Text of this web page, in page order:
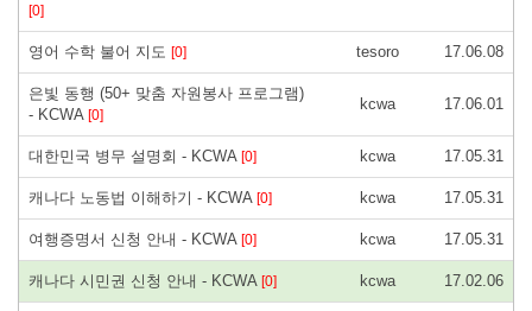
[0]
영어 수학 불어 지도 [0] tesoro 17.06.08
은빛 동행 (50+ 맞춤 자원봉사 프로그램)
- KCWA [0]
kcwa 17.06.01
대한민국 병무 설명회 - KCWA [0] kcwa 17.05.31
캐나다 노동법 이해하기 - KCWA [0] kcwa 17.05.31
여행증명서 신청 안내 - KCWA [0] kcwa 17.05.31
캐나다 시민권 신청 안내 - KCWA [0] kcwa 17.02.06